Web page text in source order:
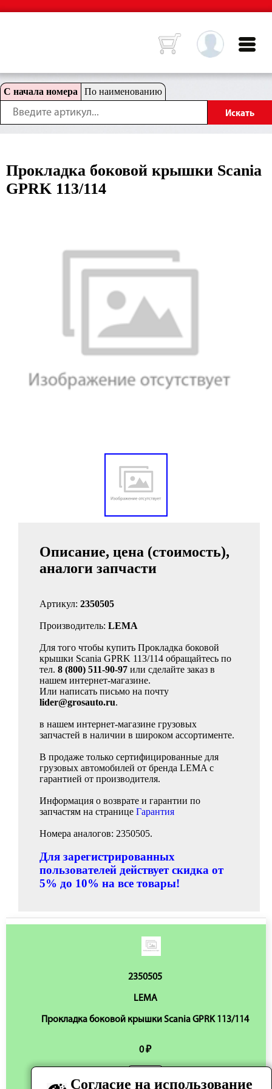
С начала номера По наименованию
Прокладка боковой крышки Scania
GPRK 113/114
Описание, цена (стоимость),
аналоги запчасти
Артикул: 2350505
Производитель: LEMA
Для того чтобы купить Прокладка боковой
крышки Scania GPRK 113/114 обращайтесь по
тел. 8 (800) 511-90-97 или сделайте заказ в
нашем интернет-магазине.
Или написать письмо на почту
lider@grosauto.ru.
в нашем интернет-магазине грузовых
запчастей в наличии в широком ассортименте.
В продаже только сертифицированные для
грузовых автомобилей от бренда LEMA с
гарантией от производителя.
Информация о возврате и гарантии по
запчастям на странице Гарантия
Номера аналогов: 2350505.
Для зарегистрированных
пользователей действует скидка от
5% до 10% на все товары!
2350505
LEMA
Прокладка боковой крышки Scania GPRK 113/114
0 ₽
Нет в наличии
Согласие на использование